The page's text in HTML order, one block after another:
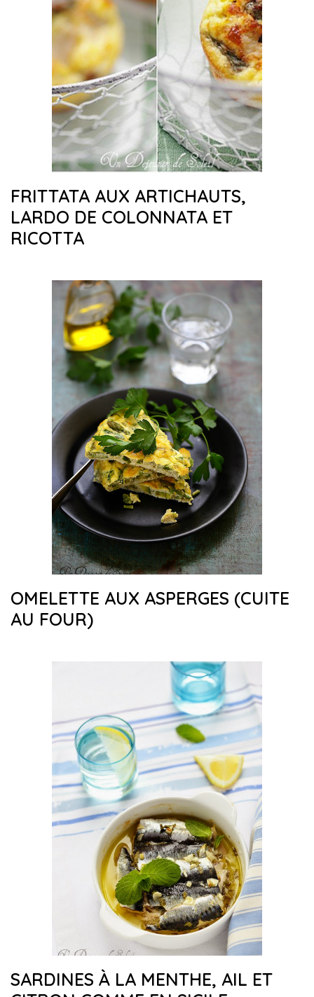
FRITTATA AUX ARTICHAUTS,
LARDO DE COLONNATA ET
RICOTTA
OMELETTE AUX ASPERGES (CUITE
AU FOUR)
SARDINES À LA MENTHE, AIL ET